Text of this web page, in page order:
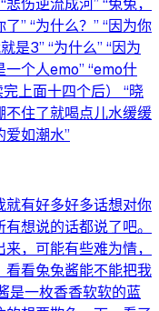
伤逆流成河” “兔兔，
” “为什么？” “因为你
是3” “为什么” “因为
个人emo” “emo什
上面十四个后） “晓
不住了就喝点儿水缓缓
爱如潮水”
有好多好多话想对你
想说的话都说了吧。
，可能有些难为情，
看兔兔酱能不能把我
是一枚香香软软的蓝